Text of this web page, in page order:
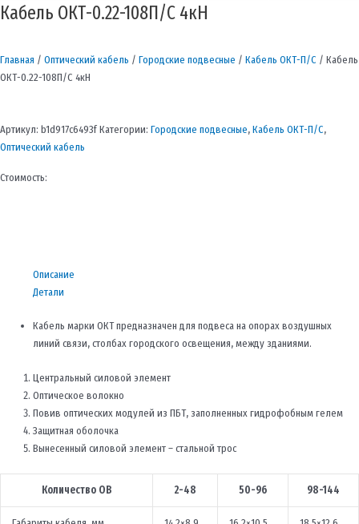
Кабель ОКТ-0.22-108П/С 4кН
Главная / Оптический кабель / Городские подвесные / Кабель ОКТ-П/С / Кабель
ОКТ-0.22-108П/С 4кН
Артикул: b1d917c6493fКатегории: Городские подвесные,Кабель ОКТ-П/С,
Оптический кабель
Стоимость:
Описание
Детали
Кабель марки ОКТ предназначен для подвеса на опорах воздушных
линий связи, столбах городского освещения, между зданиями.
Центральный силовой элемент
Оптическое волокно
Повив оптических модулей из ПБТ, заполненных гидрофобным гелем
Защитная оболочка
Вынесенный силовой элемент – стальной трос
Количество ОВ 2-48 50-96 98-144